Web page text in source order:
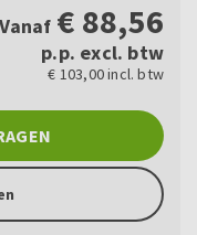
Vanaf € 88,56
p.p. excl. btw
€ 103,00 incl. btw